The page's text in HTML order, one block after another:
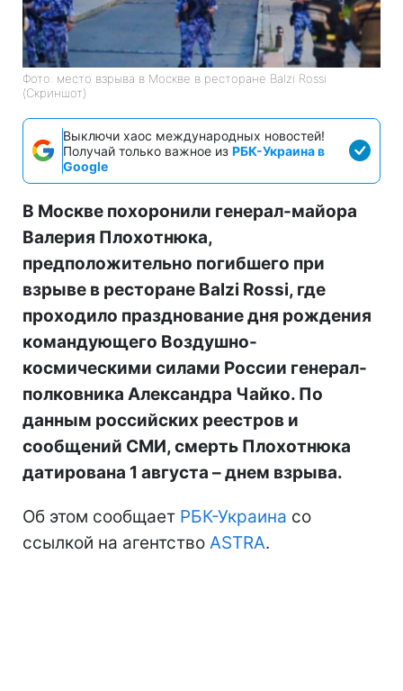
Фото: место взрыва в Москве в ресторане Balzi Rossi
(Скриншот)
Выключи хаос международных новостей!
Получай только важное из РБК-Украина в
Google
В Москве похоронили генерал-майора
Валерия Плохотнюка,
предположительно погибшего при
взрыве в ресторане Balzi Rossi, где
проходило празднование дня рождения
командующего Воздушно-
космическими силами России генерал-
полковника Александра Чайко. По
данным российских реестров и
сообщений СМИ, смерть Плохотнюка
датирована 1 августа – днем взрыва.
Об этом сообщает РБК-Украина со
ссылкой на агентство ASTRA.